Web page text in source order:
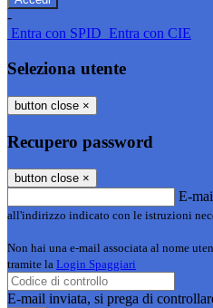
-
Entra con SPID Entra con CIE
Seleziona utente
button close ×
Recupero password
button close ×
E-
all'indirizzo indicato con le istruzioni
Non hai una e-mail associata al nome
tramite la Login Spaggiari
E-mail inviata, si prega di